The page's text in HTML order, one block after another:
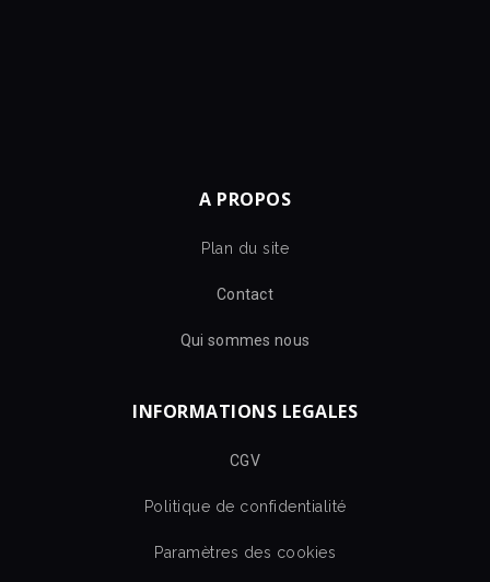
A PROPOS
Plan du site
Contact
Qui sommes nous
INFORMATIONS LEGALES
CGV
Politique de confidentialité
Paramètres des cookies